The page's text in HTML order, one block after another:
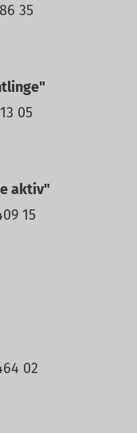
35
05
aktiv"
15
02